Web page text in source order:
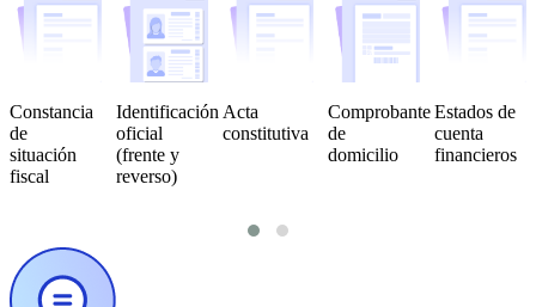
Constancia
de
situación
fiscal
Identificación
oficial
(frente y
reverso)
Acta
constitutiva
Comprobante
de
domicilio
Estados de
cuenta
financieros